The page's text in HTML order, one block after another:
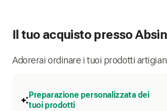
Il tuo acquisto presso
Adorerai ordinare i tuoi prodotti
Preparazione personalizzata dei
tuoi prodotti